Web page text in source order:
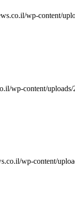
wp-content/
wp-content/
wp-content/